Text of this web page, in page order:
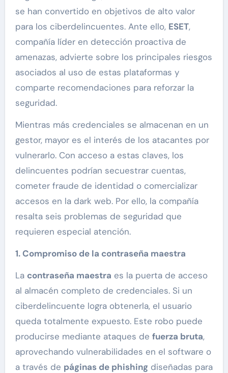
se han convertido en objetivos de alto valor
para los ciberdelincuentes. Ante ello, ESET,
compañía líder en detección proactiva de
amenazas, advierte sobre los principales riesgos
asociados al uso de estas plataformas y
comparte recomendaciones para reforzar la
seguridad.
Mientras más credenciales se almacenan en un
gestor, mayor es el interés de los atacantes por
vulnerarlo. Con acceso a estas claves, los
delincuentes podrían secuestrar cuentas,
cometer fraude de identidad o comercializar
accesos en la dark web. Por ello, la compañía
resalta seis problemas de seguridad que
requieren especial atención.
1. Compromiso de la contraseña maestra
La contraseña maestra es la puerta de acceso
al almacén completo de credenciales. Si un
ciberdelincuente logra obtenerla, el usuario
queda totalmente expuesto. Este robo puede
producirse mediante ataques de fuerza bruta,
aprovechando vulnerabilidades en el software o
a través de páginas de phishingdiseñadas para